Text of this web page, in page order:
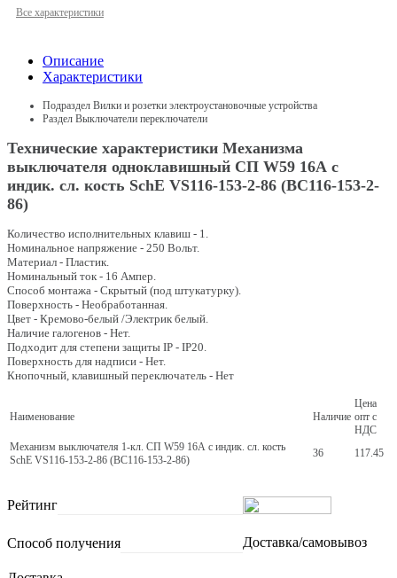
Все характеристики
Описание
Характеристики
Подраздел Вилки и розетки электроустановочные устройства
Раздел Выключатели переключатели
Технические характеристики Механизма
выключателя одноклавишный СП W59 16А с
индик. сл. кость SchE VS116-153-2-86 (ВС116-153-2-
86)
Количество исполнительных клавиш - 1.
Номинальное напряжение - 250 Вольт.
Материал - Пластик.
Номинальный ток - 16 Ампер.
Способ монтажа - Скрытый (под штукатурку).
Поверхность - Необработанная.
Цвет - Кремово-белый /Электрик белый.
Наличие галогенов - Нет.
Подходит для степени защиты IP - IP20.
Поверхность для надписи - Нет.
Кнопочный, клавишный переключатель - Нет
Наименование Наличие
Цена
опт с
НДС
Механизм выключателя 1-кл. СП W59 16А с индик. сл. кость
SchE VS116-153-2-86 (ВС116-153-2-86)
36 117.45
Рейтинг
Способ получения Доставка/самовывоз